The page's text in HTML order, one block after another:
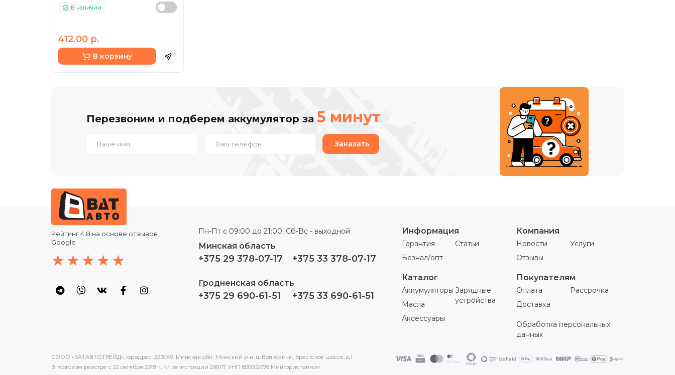
В наличии
412.00 р.
В корзину
Перезвоним и подберем аккумулятор за 5 минут
Заказать
Рейтинг4.8 на основе отзывов
Google
Пн-Пт с 09:00 до 21:00, Сб-Вс - выходной
Минская область
+375 29 378-07-17 +375 33 378-07-17
Гродненская область
+375 29 690-61-51 +375 33 690-61-51
Информация
Гарантия
Безнал/опт
Статьи
Компания
Новости
Отзывы
Услуги
Каталог
Аккумуляторы
Масла
Аксессуары
Зарядные
устройства
Покупателям
Оплата
Доставка
Рассрочка
Обработка персональных
данных
СООО «БАТАВТОТРЕЙД», юр.адрес: 223049, Минская обл., Минский р-н, д. Волковичи, Брестское шоссе, д.1
В торговом реестре с 22 октября 2018 г., № регистрации 299117, УНП 800002576 Мингорисполком.